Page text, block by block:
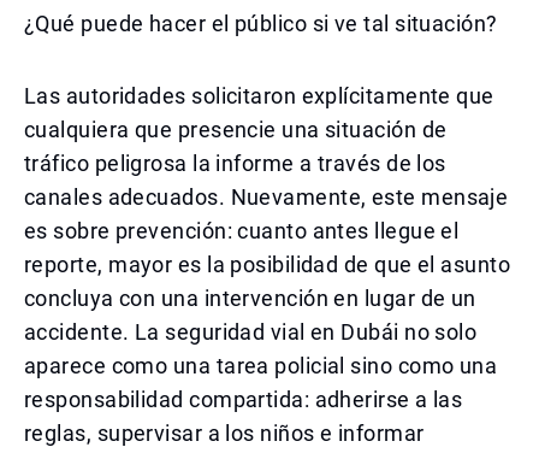
¿Qué puede hacer el público si ve tal situación?
Las autoridades solicitaron explícitamente que
cualquiera que presencie una situación de
tráfico peligrosa la informe a través de los
canales adecuados. Nuevamente, este mensaje
es sobre prevención: cuanto antes llegue el
reporte, mayor es la posibilidad de que el asunto
concluya con una intervención en lugar de un
accidente. La seguridad vial en Dubái no solo
aparece como una tarea policial sino como una
responsabilidad compartida: adherirse a las
reglas, supervisar a los niños e informar